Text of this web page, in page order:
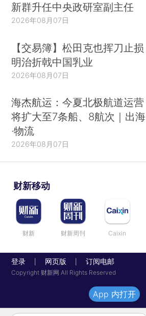
新群升任中央政研室副主任
2026年08月07日
【交易簿】松田克也挥刀止损
明治折戟中国乳业
2026年08月07日
海杰航运：今夏北极航道运营
将扩大至7条船、8航次｜出海
·物流
2026年08月07日
财新移动
财新 财新周刊 Caixin
登录 网页版 订阅电邮
Copyright 财新网 All Rights Reserved
App 内打开